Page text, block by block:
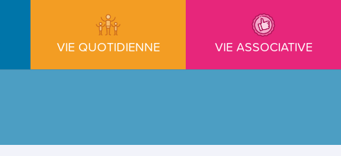
VIE QUOTIDIENNE VIE ASSOCIATIVE